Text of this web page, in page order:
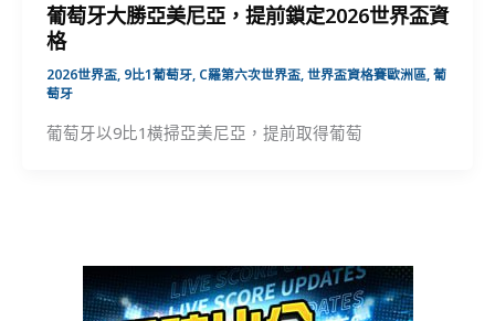
葡萄牙大勝亞美尼亞，提前鎖定2026世界盃資
格
2026世界盃, 9比1葡萄牙, C羅第六次世界盃,世界盃資格賽歐洲區,葡
萄牙
葡萄牙以9比1橫掃亞美尼亞，提前取得葡萄